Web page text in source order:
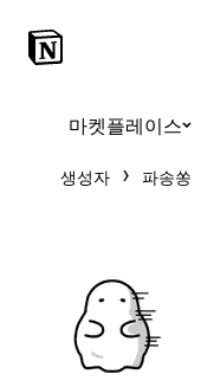
마켓플레이스
생성자 파송쏭